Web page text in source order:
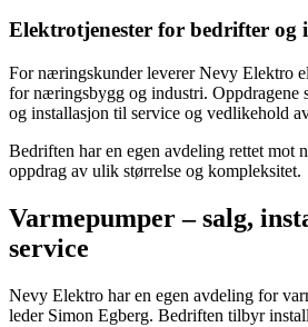
Elektrotjenester for bedrifter og
For næringskunder leverer Nevy Elektro
for næringsbygg og industri. Oppdragene
og installasjon til service og vedlikehold
Bedriften har en egen avdeling rettet mot
oppdrag av ulik størrelse og kompleksitet.
Varmepumper – salg,
service
Nevy Elektro har en egen avdeling for
leder Simon Egberg. Bedriften tilbyr